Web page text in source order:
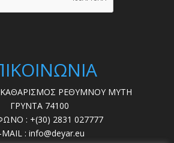
ΚΑΘΑΡΙΣΜΟΣ ΡΕΘΥΜΝΟΥ ΜΥΤΗ
ΓΡΥΝΤΑ 74100
: +(30) 2831 027777
MAIL : info@deyar.eu